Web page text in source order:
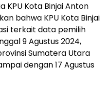
KPU Kota Binjai Anton
bahwa KPU Kota Binjai
terkait data pemilih
9 Agustus 2024,
Sumatera Utara
dengan 17 Agustus